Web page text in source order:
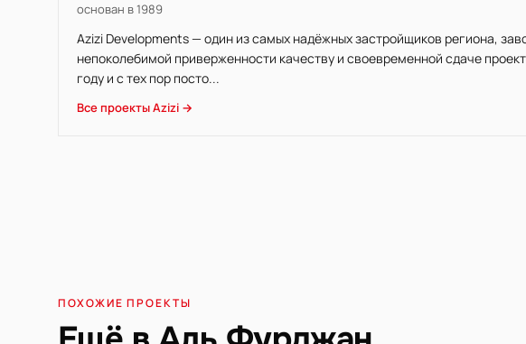
основан в 1989
Azizi Developments — один из самых надёжных застройщиков региона,
непоколебимой приверженности качеству и своевременной сдаче
году и с тех пор посто...
Все проекты Azizi →
ПОХОЖИЕ ПРОЕКТЫ